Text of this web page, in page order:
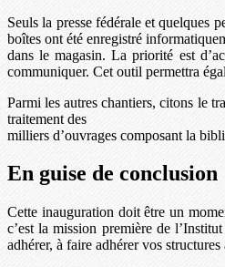
Seuls la presse fédérale et quelques
boîtes ont été enregistré
dans le magasin. La priorité est
communiquer. Cet outil permettra
Parmi les autres chantiers, citons le
traitement des
milliers d’ouvrages composant la
En guise de conclusion
Cette inauguration doit être un
c’est la mission première de
adhérer, à faire adhérer vos